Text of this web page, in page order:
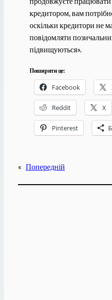
кредитором, вам
оскільки кредитори не
повідомляти
підвищуються».
Поширити це:
Facebook
Reddit X
Pinterest
« Попередній